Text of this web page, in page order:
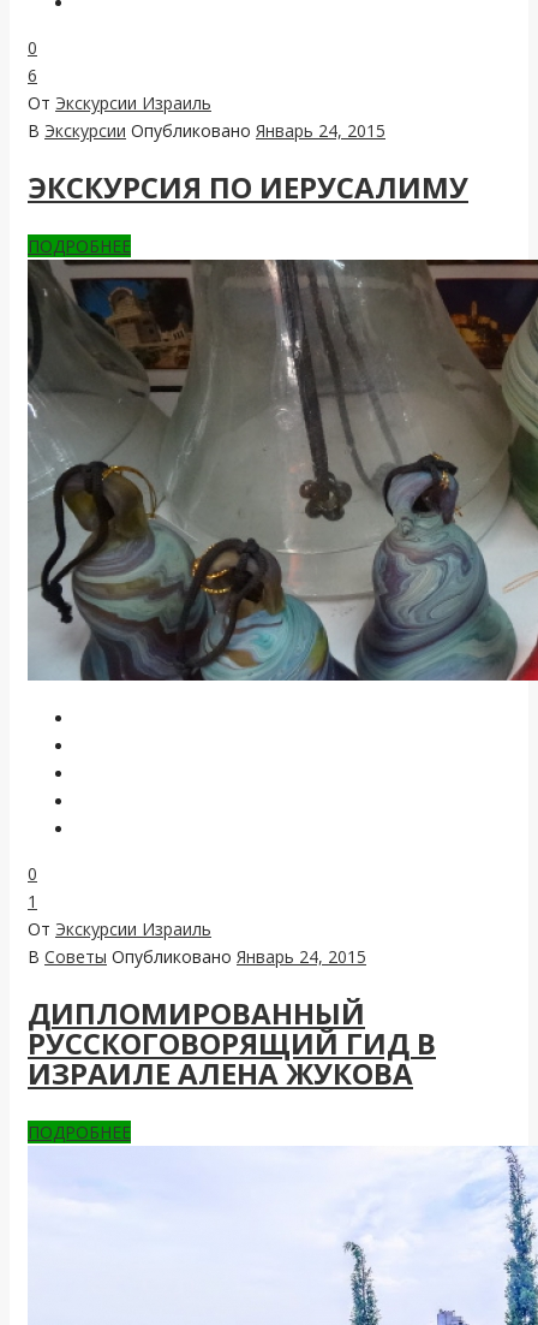
0
6
От Экскурсии Израиль
В Экскурсии Опубликовано Январь 24, 2015
ЭКСКУРСИЯ ПО ИЕРУСАЛИМУ
ПОДРОБНЕЕ
0
1
От Экскурсии Израиль
В Советы Опубликовано Январь 24, 2015
ДИПЛОМИРОВАННЫЙ
РУССКОГОВОРЯЩИЙ ГИД В
ИЗРАИЛЕ АЛЕНА ЖУКОВА
ПОДРОБНЕЕ